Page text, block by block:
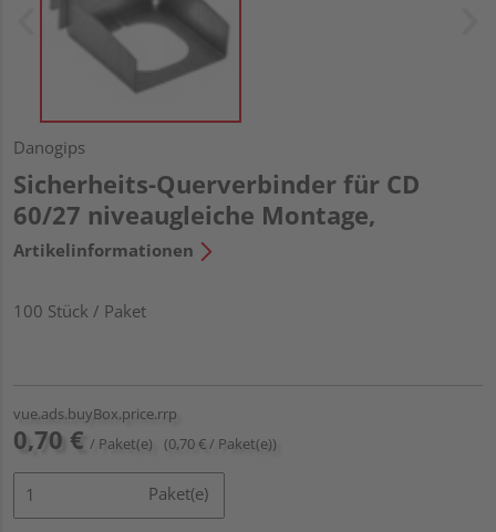
Danogips
Sicherheits-Querverbinder für CD
60/27 niveaugleiche Montage,
Artikelinformationen
100 Stück / Paket
vue.ads.buyBox.price.rrp
0,70 € / Paket(e) (0,70 € / Paket(e))
Paket(e)